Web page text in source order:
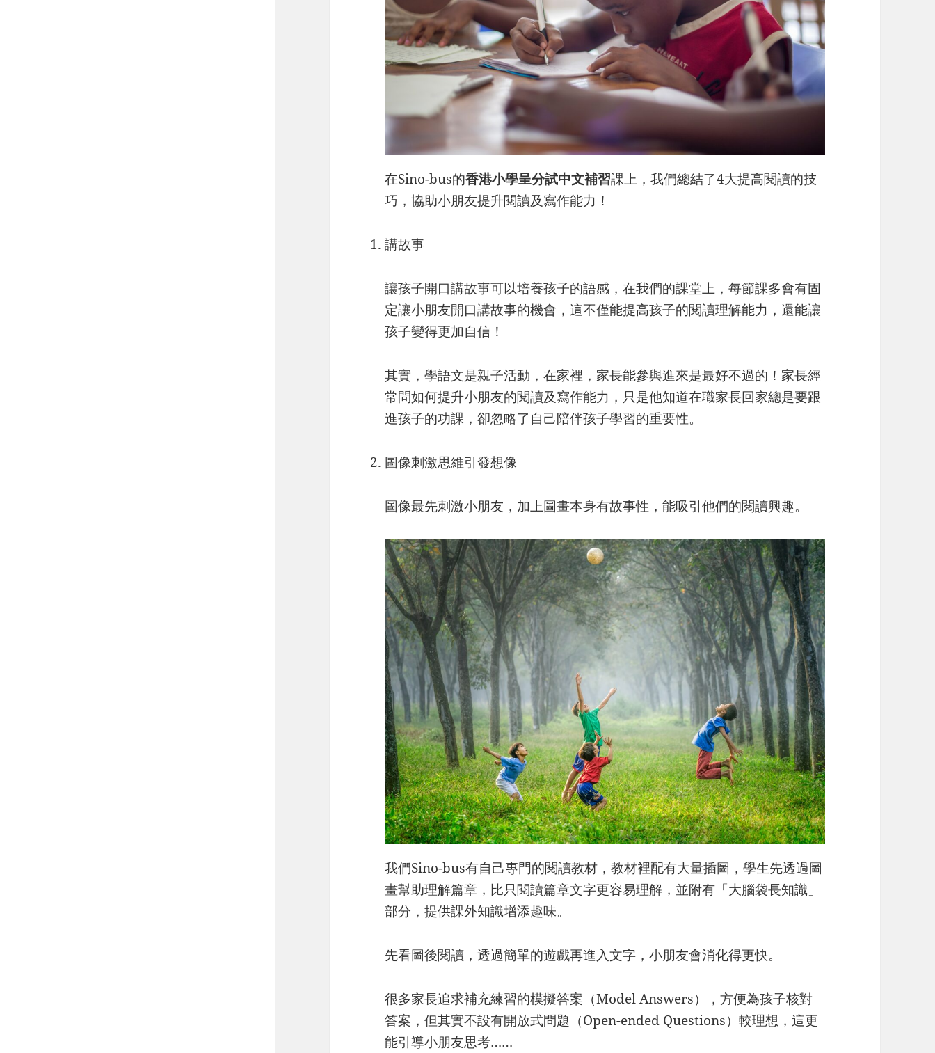
在Sino-bus的香港小學呈分試中文補習課上，我們總結了4大提高閱讀的技
巧，協助小朋友提升閱讀及寫作能力！
講故事
讓孩子開口講故事可以培養孩子的語感，在我們的課堂上，每節課多會有固
定讓小朋友開口講故事的機會，這不僅能提高孩子的閱讀理解能力，還能讓
孩子變得更加自信！
其實，學語文是親子活動，在家裡，家長能參與進來是最好不過的！家長經
常問如何提升小朋友的閱讀及寫作能力，只是他知道在職家長回家總是要跟
進孩子的功課，卻忽略了自己陪伴孩子學習的重要性。
圖像刺激思維引發想像
圖像最先刺激小朋友，加上圖畫本身有故事性，能吸引他們的閱讀興趣。
我們Sino-bus有自己專門的閱讀教材，教材裡配有大量插圖，學生先透過圖
畫幫助理解篇章，比只閱讀篇章文字更容易理解，並附有「大腦袋長知識」
部分，提供課外知識增添趣味。
先看圖後閱讀，透過簡單的遊戲再進入文字，小朋友會消化得更快。
很多家長追求補充練習的模擬答案（Model Answers），方便為孩子核對
答案，但其實不設有開放式問題（Open-ended Questions）較理想，這更
能引導小朋友思考……